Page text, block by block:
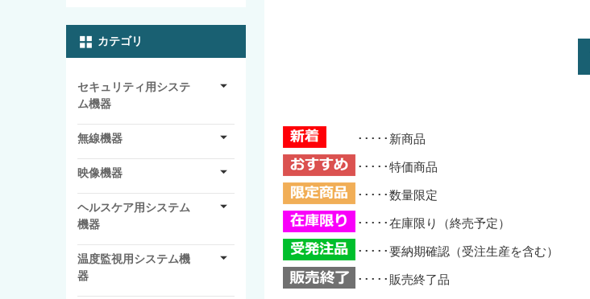
･････新商品
･････特価商品
･････数量限定
･････在庫限り（終売予定）
･････要納期確認（受注生産を含む）
･････販売終了品
カテゴリ
セキュリティ用システ
ム機器
無線機器
映像機器
ヘルスケア用システム
機器
温度監視用システム機
器